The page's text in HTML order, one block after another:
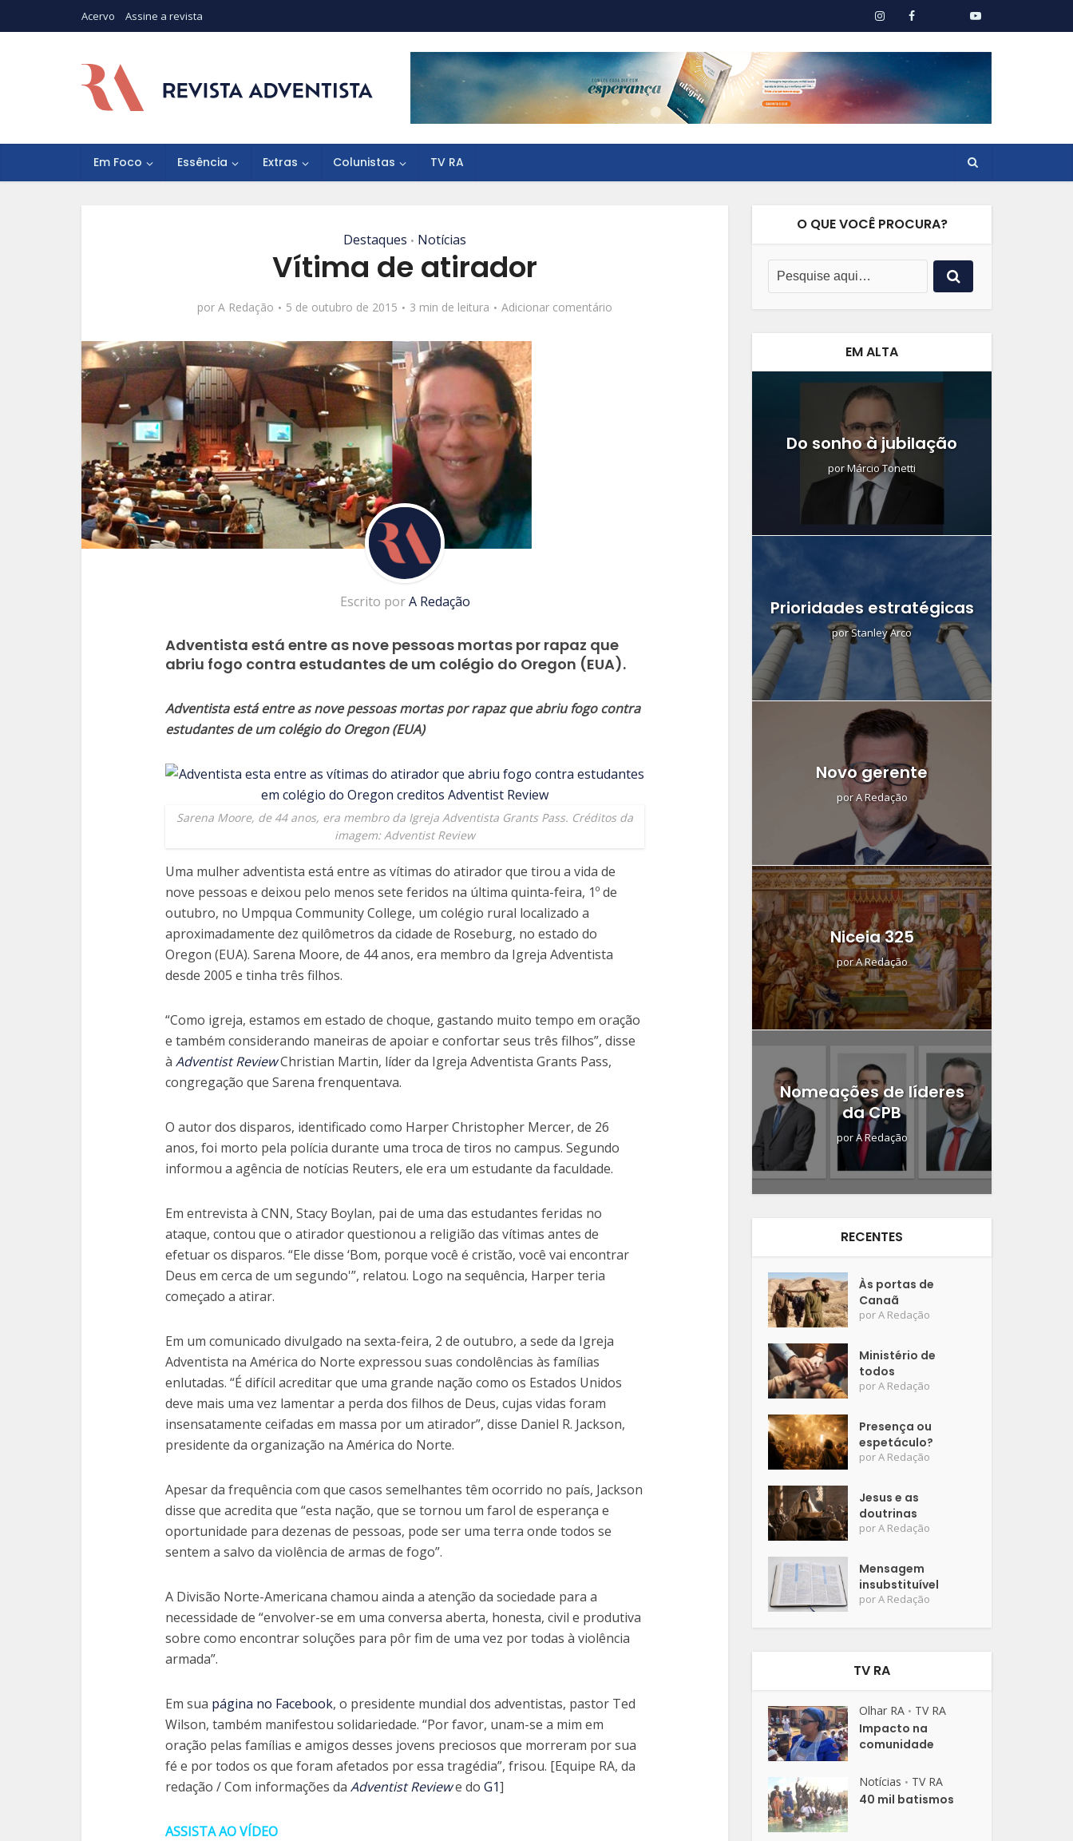
Acervo Assine a revista
Em Foco Essência Extras Colunistas TV RA
Destaques • Notícias
Vítima de atirador
por A Redação 5 de outubro de 2015 3 min de leitura Adicionar comentário
Escrito porA Redação
Adventista está entre as nove pessoas mortas por rapaz que
abriu fogo contra estudantes de um colégio do Oregon (EUA).
Adventista está entre as nove pessoas mortas por rapaz que abriu fogo contra
estudantes de um colégio do Oregon (EUA)
Sarena Moore, de 44 anos, era membro da Igreja Adventista Grants Pass. Créditos da
imagem: Adventist Review
Uma mulher adventista está entre as vítimas do atirador que tirou a vida de
nove pessoas e deixou pelo menos sete feridos na última quinta-feira, 1º de
outubro, no Umpqua Community College, um colégio rural localizado a
aproximadamente dez quilômetros da cidade de Roseburg, no estado do
Oregon (EUA). Sarena Moore, de 44 anos, era membro da Igreja Adventista
desde 2005 e tinha três filhos.
“Como igreja, estamos em estado de choque, gastando muito tempo em oração
e também considerando maneiras de apoiar e confortar seus três filhos”, disse
à Adventist ReviewChristian Martin, líder da Igreja Adventista Grants Pass,
congregação que Sarena frenquentava.
O autor dos disparos, identificado como Harper Christopher Mercer, de 26
anos, foi morto pela polícia durante uma troca de tiros no campus. Segundo
informou a agência de notícias Reuters, ele era um estudante da faculdade.
Em entrevista à CNN, Stacy Boylan, pai de uma das estudantes feridas no
ataque, contou que o atirador questionou a religião das vítimas antes de
efetuar os disparos. “Ele disse ‘Bom, porque você é cristão, você vai encontrar
Deus em cerca de um segundo'”, relatou. Logo na sequência, Harper teria
começado a atirar.
Em um comunicado divulgado na sexta-feira, 2 de outubro, a sede da Igreja
Adventista na América do Norte expressou suas condolências às famílias
enlutadas. “É difícil acreditar que uma grande nação como os Estados Unidos
deve mais uma vez lamentar a perda dos filhos de Deus, cujas vidas foram
insensatamente ceifadas em massa por um atirador”, disse Daniel R. Jackson,
presidente da organização na América do Norte.
Apesar da frequência com que casos semelhantes têm ocorrido no país, Jackson
disse que acredita que “esta nação, que se tornou um farol de esperança e
oportunidade para dezenas de pessoas, pode ser uma terra onde todos se
sentem a salvo da violência de armas de fogo”.
A Divisão Norte-Americana chamou ainda a atenção da sociedade para a
necessidade de “envolver-se em uma conversa aberta, honesta, civil e produtiva
sobre como encontrar soluções para pôr fim de uma vez por todas à violência
armada”.
Em sua página no Facebook, o presidente mundial dos adventistas, pastor Ted
Wilson, também manifestou solidariedade. “Por favor, unam-se a mim em
oração pelas famílias e amigos desses jovens preciosos que morreram por sua
fé e por todos os que foram afetados por essa tragédia”, frisou. [Equipe RA, da
redação / Com informações da Adventist Reviewe do G1]
ASSISTA AO VÍDEO
O QUE VOCÊ PROCURA?
EM ALTA
Do sonho à jubilação
porMárcio Tonetti
Prioridades estratégicas
porStanley Arco
Novo gerente
porA Redação
Niceia 325
porA Redação
Nomeações de líderes
da CPB
porA Redação
RECENTES
Às portas de
Canaã
porA Redação
Ministério de
todos
porA Redação
Presença ou
espetáculo?
porA Redação
Jesus e as
doutrinas
porA Redação
Mensagem
insubstituível
porA Redação
TV RA
Olhar RA • TV RA
Impacto na
comunidade
Notícias • TV RA
40 mil batismos